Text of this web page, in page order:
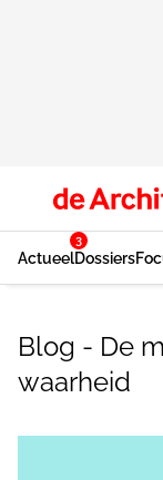
Actueel
3
Dossiers
Blog - De
waarheid